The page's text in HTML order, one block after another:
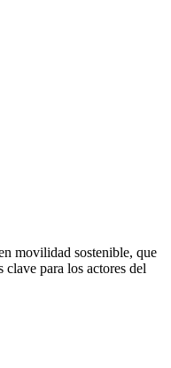
movilidad sostenible, que
para los actores del